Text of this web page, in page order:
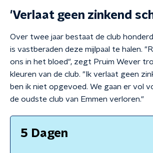
'Verlaat geen zinkend
Over twee jaar bestaat de club honderd
is vastberaden deze mijlpaal te halen.
ons in het bloed", zegt Pruim Wever
kleuren van de club. "Ik verlaat geen
ben ik niet opgevoed. We gaan er vol
de oudste club van Emmen verloren."
5 Dagen